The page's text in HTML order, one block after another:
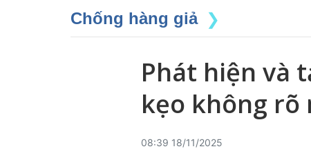
Chống hàng giả
Phát hiện và
kẹo không rõ
08:39 18/11/2025